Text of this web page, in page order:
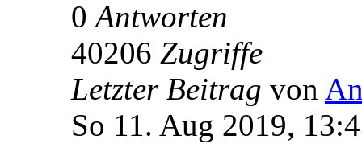
0Antworten
40206 Zugriffe
Letzter Beitrag von
So 11. Aug 2019,